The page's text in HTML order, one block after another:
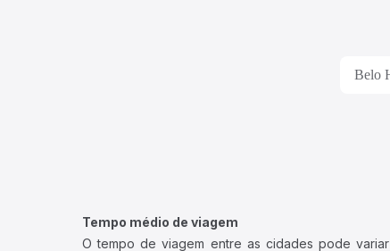
Belo
Tempo médio de viagem
O tempo de viagem entre as cidades pode